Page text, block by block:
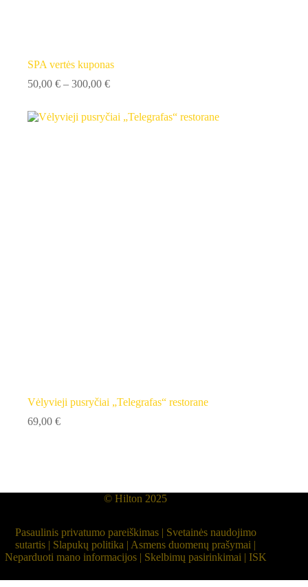
SPA vertės kuponas
50,00 € – 300,00 €Price
through
Vėlyvieji pusryčiai „Telegrafas“ restorane
69,00 €
© Hilton 2025
Pasaulinis privatumo pareiškimas| Svetainės naudojimo
sutartis | Slapukų politika | Asmens duomenų prašymai |
Neparduoti mano informacijos| Skelbimų pasirinkimai | ISK